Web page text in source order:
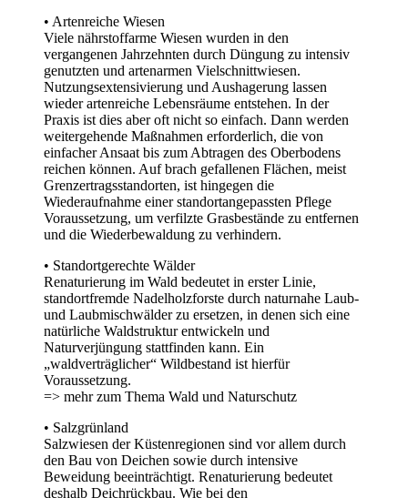
• Artenreiche Wiesen
Viele nährstoffarme Wiesen wurden in den
vergangenen Jahrzehnten durch Düngung zu intensiv
genutzten und artenarmen Vielschnittwiesen.
Nutzungsextensivierung und Aushagerung lassen
wieder artenreiche Lebensräume entstehen. In der
Praxis ist dies aber oft nicht so einfach. Dann werden
weitergehende Maßnahmen erforderlich, die von
einfacher Ansaat bis zum Abtragen des Oberbodens
reichen können. Auf brach gefallenen Flächen, meist
Grenzertragsstandorten, ist hingegen die
Wiederaufnahme einer standortangepassten Pflege
Voraussetzung, um verfilzte Grasbestände zu entfernen
und die Wiederbewaldung zu verhindern.
• Standortgerechte Wälder
Renaturierung im Wald bedeutet in erster Linie,
standortfremde Nadelholzforste durch naturnahe Laub-
und Laubmischwälder zu ersetzen, in denen sich eine
natürliche Waldstruktur entwickeln und
Naturverjüngung stattfinden kann. Ein
„waldverträglicher“ Wildbestand ist hierfür
Voraussetzung.
=> mehr zum Thema Wald und Naturschutz
• Salzgrünland
Salzwiesen der Küstenregionen sind vor allem durch
den Bau von Deichen sowie durch intensive
Beweidung beeinträchtigt. Renaturierung bedeutet
deshalb Deichrückbau. Wie bei den